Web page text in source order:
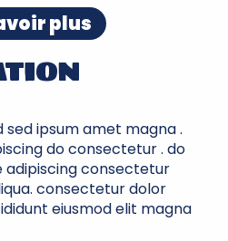
plus
ipsum amet magna .
do consectetur . do
adipiscing consectetur
consectetur dolor
eiusmod elit magna